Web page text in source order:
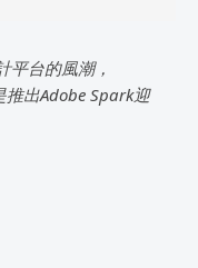
平台的風潮，
出Adobe Spark迎